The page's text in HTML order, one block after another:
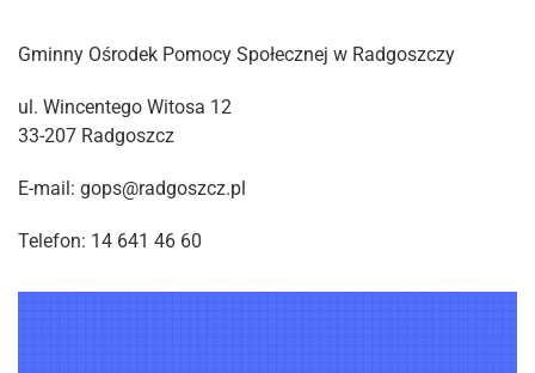
Gminny Ośrodek Pomocy Społecznej w Radgoszczy
ul. Wincentego Witosa 12
33-207 Radgoszcz
E-mail: gops@radgoszcz.pl
Telefon: 14 641 46 60